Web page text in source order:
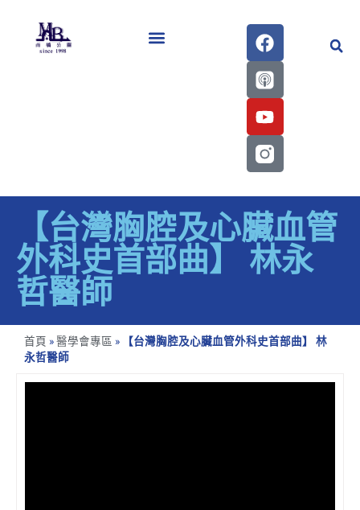
【台灣胸腔及心臟血管
外科史首部曲】 林永
哲醫師
首頁 »醫學會專區 »
【台灣胸腔及心臟血管外科史首部曲】 林
永哲醫師